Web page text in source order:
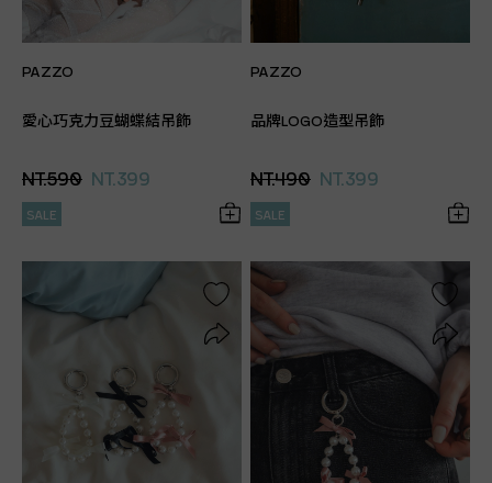
PAZZO
愛心巧克力豆蝴蝶結吊飾
NT.590 NT.399
SALE
PAZZO
品牌LOGO造型吊飾
NT.490 NT.399
SALE